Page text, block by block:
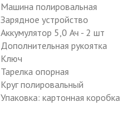
Машина полировальная
Зарядное устройство
Аккумулятор 5,0 Ач - 2 шт
Дополнительная рукоятка
Ключ
Тарелка опорная
Круг полировальный
Упаковка: картонная коробка